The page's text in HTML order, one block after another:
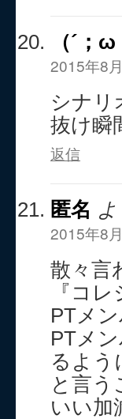
（´；ω
2015年8
シナリ
抜け瞬
返信
匿名
2015年8
散々言
『コレ
PTメ
PTメ
るよう
と言う
いい加